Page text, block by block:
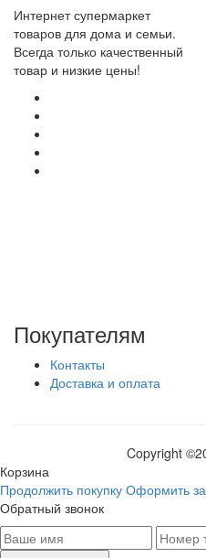
Интернет супермаркет
товаров для дома и семьи.
Всегда только качественный
товар и низкие цены!
Покупателям
Контакты
Доставка и оплата
Copyright ©
Корзина
Продолжить покупку Оформить
Обратный звонок